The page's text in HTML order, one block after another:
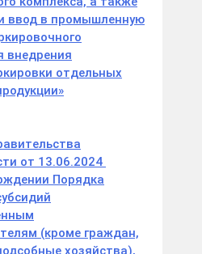
ввод в промышленную
внедрения
отдельных
от 13.06.2024
Порядка
(кроме граждан,
хозяйства),